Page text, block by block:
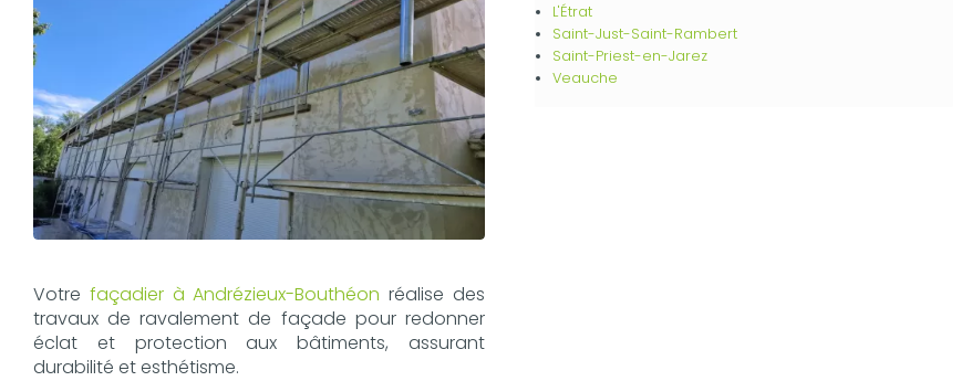
Votre façadier à Andrézieux-Bouthéon réalise des
travaux de ravalement de façade pour redonner
éclat et protection aux bâtiments, assurant
durabilité et esthétisme.
L'Étrat
Saint-Just-Saint-Rambert
Saint-Priest-en-Jarez
Veauche